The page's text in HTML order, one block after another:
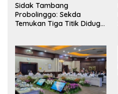
Sidak Tambang
Probolinggo: Sekda
Temukan Tiga Titik Diduga